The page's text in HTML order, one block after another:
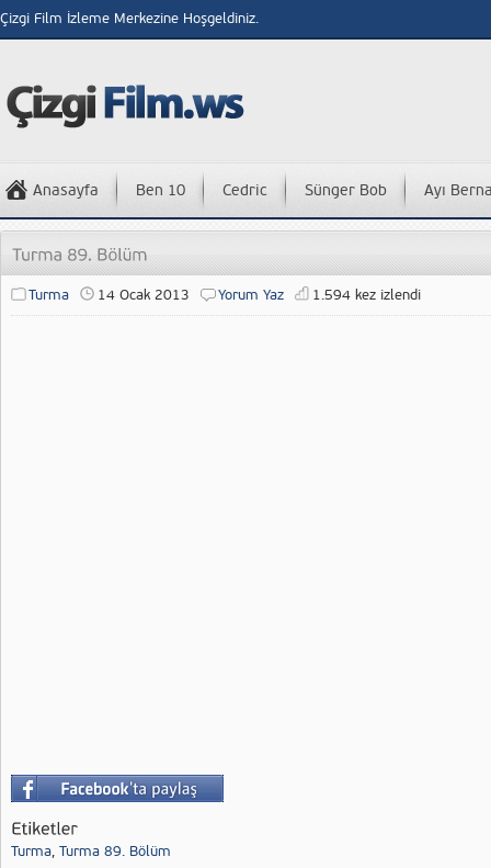
Çizgi Film İzleme Merkezine Hoşgeldiniz.
Anasayfa Ben 10 Cedric Sünger Bob Ayı
Turma 14 Ocak 2013 Yorum Yaz 1.594 kez izlendi
Turma, Turma 89. Bölüm